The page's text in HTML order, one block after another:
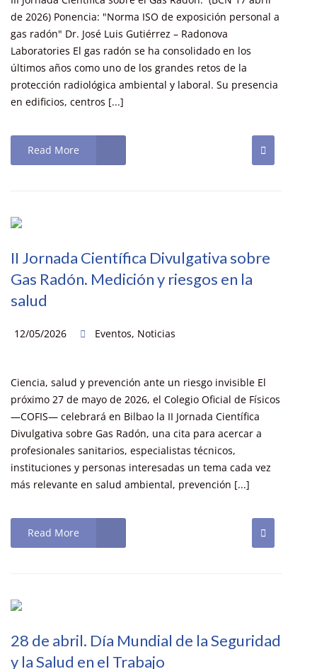
de 2026) Ponencia: "Norma ISO de exposición personal a
gas radón" Dr. José Luis Gutiérrez – Radonova
Laboratories El gas radón se ha consolidado en los
últimos años como uno de los grandes retos de la
protección radiológica ambiental y laboral. Su presencia
en edificios, centros [...]
Read More
II Jornada Científica Divulgativa sobre
Gas Radón. Medición y riesgos en la
salud
12/05/2026 Eventos, Noticias
Ciencia, salud y prevención ante un riesgo invisible El
próximo 27 de mayo de 2026, el Colegio Oficial de Físicos
—COFIS— celebrará en Bilbao la II Jornada Científica
Divulgativa sobre Gas Radón, una cita para acercar a
profesionales sanitarios, especialistas técnicos,
instituciones y personas interesadas un tema cada vez
más relevante en salud ambiental, prevención [...]
Read More
28 de abril. Día Mundial de la Seguridad
y la Salud en el Trabajo